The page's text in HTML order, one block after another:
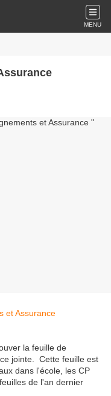
MENU
la feuille de
jointe. Cette feuille est
dans l'école, les CP
de l'an dernier